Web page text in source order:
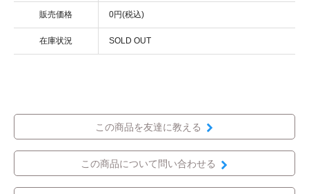
販売価格 0円(税込)
在庫状況 SOLD OUT
この商品を友達に教える
この商品について問い合わせる